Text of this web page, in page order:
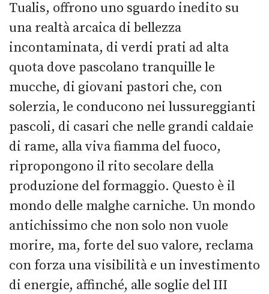
Tualis, offrono uno sguardo inedito su
una realtà arcaica di bellezza
incontaminata, di verdi prati ad alta
quota dove pascolano tranquille le
mucche, di giovani pastori che, con
solerzia, le conducono nei lussureggianti
pascoli, di casari che nelle grandi caldaie
di rame, alla viva fiamma del fuoco,
ripropongono il rito secolare della
produzione del formaggio. Questo è il
mondo delle malghe carniche. Un mondo
antichissimo che non solo non vuole
morire, ma, forte del suo valore, reclama
con forza una visibilità e un investimento
di energie, affinché, alle soglie del III